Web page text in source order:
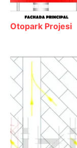
Otopark Projesi